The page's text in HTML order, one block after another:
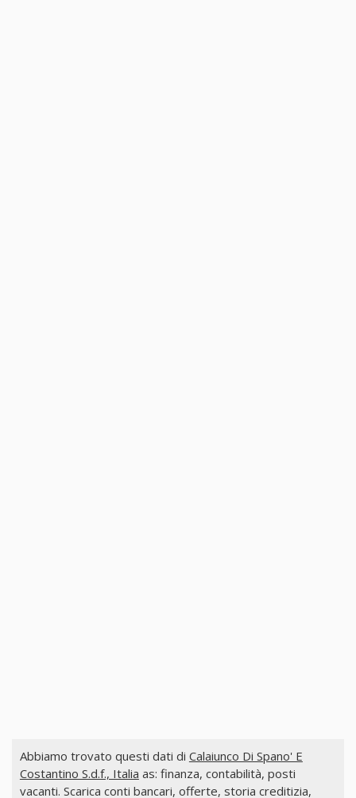
Abbiamo trovato questi dati di Calaiunco Di Spano' E
Costantino S.d.f., Italia as: finanza, contabilità, posti
vacanti. Scarica conti bancari, offerte, storia creditizia,